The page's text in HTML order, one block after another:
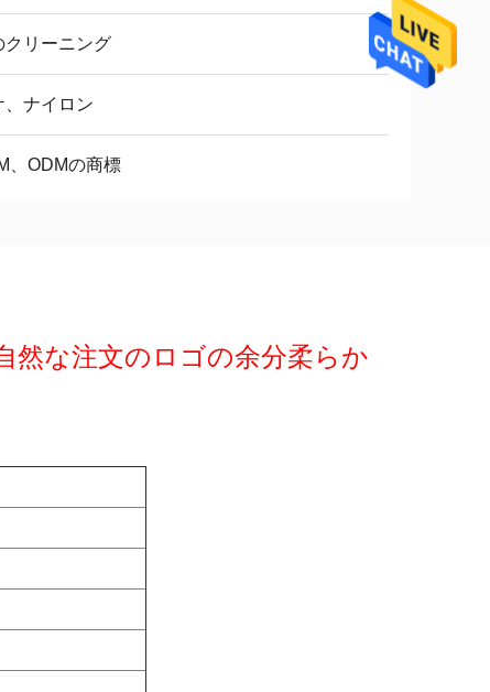
クリーニング
、ナイロン
、ODMの商標
然な注文のロゴの余分柔らか